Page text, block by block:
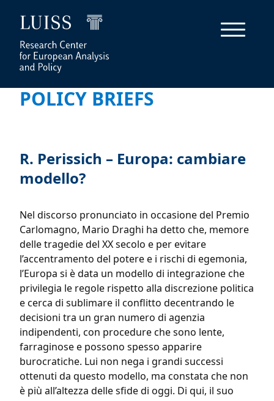
POLICY BRIEFS
R. Perissich – Europa: cambiare
modello?
Nel discorso pronunciato in occasione del Premio
Carlomagno, Mario Draghi ha detto che, memore
delle tragedie del XX secolo e per evitare
l’accentramento del potere e i rischi di egemonia,
l’Europa si è data un modello di integrazione che
privilegia le regole rispetto alla discrezione politica
e cerca di sublimare il conflitto decentrando le
decisioni tra un gran numero di agenzia
indipendenti, con procedure che sono lente,
farraginose e possono spesso apparire
burocratiche. Lui non nega i grandi successi
ottenuti da questo modello, ma constata che non
è più all’altezza delle sfide di oggi. Di qui, il suo